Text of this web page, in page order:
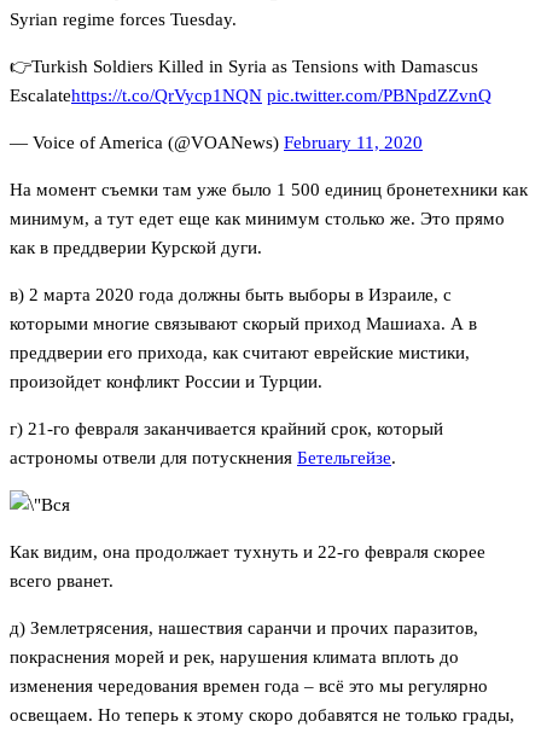
Syrian regime forces Tuesday.
👉Turkish Soldiers Killed in Syria as Tensions with Damascus
Escalatehttps://t.co/QrVycp1NQN pic.twitter.com/PBNpdZZvnQ
— Voice of America (@VOANews) February 11, 2020
На момент съемки там уже было 1 500 единиц бронетехники как
минимум, а тут едет еще как минимум столько же. Это прямо
как в преддверии Курской дуги.
в) 2 марта 2020 года должны быть выборы в Израиле, с
которыми многие связывают скорый приход Машиаха. А в
преддверии его прихода, как считают еврейские мистики,
произойдет конфликт России и Турции.
г) 21-го февраля заканчивается крайний срок, который
астрономы отвели для потускнения Бетельгейзе.
Как видим, она продолжает тухнуть и 22-го февраля скорее
всего рванет.
д) Землетрясения, нашествия саранчи и прочих паразитов,
покраснения морей и рек, нарушения климата вплоть до
изменения чередования времен года – всё это мы регулярно
освещаем. Но теперь к этому скоро добавятся не только грады,